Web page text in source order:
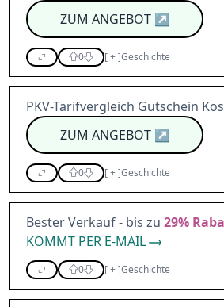
ZUM ANGEBOT↗
0 [+]Geschichte
PKV-Tarifvergleich Gutschein
ZUM ANGEBOT↗
0 [+]Geschichte
Bester Verkauf - bis zu 29%
KOMMT PER E-MAIL
0 [+]Geschichte